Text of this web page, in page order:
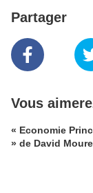
Partager
Vous
« Economie
» de David